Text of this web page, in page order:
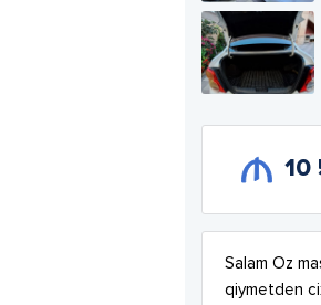
10
Salam Oz
qiymetden